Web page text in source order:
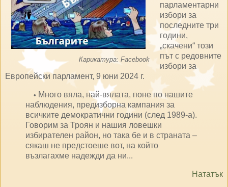
Карикатура: Facebook
парламентарни
избори за
последните три
години,
„скачени“ този
път с редовните
избори за
Европейски парламент, 9 юни 2024 г.
• Много вяла, най-вялата, поне по нашите
наблюдения, предизборна кампания за
всичките демократични години (след 1989-а).
Говорим за Троян и нашия ловешки
избирателен район, но така бе и в страната –
сякаш не предстоеше вот, на който
възлагахме надежди да ни...
Нататък